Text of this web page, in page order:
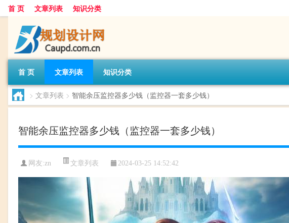
首 页 文章列表 知识分类
首 页 文章列表 知识分类
> 文章列表 > 智能余压监控器多少钱（监控器一套多少钱）
智能余压监控器多少钱（监控器一套多少钱）
网友:zn 文章列表 2024-03-25 14:52:42